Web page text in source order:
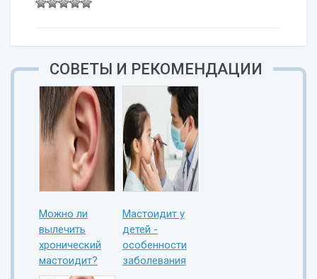
СОВЕТЫ И РЕКОМЕНДАЦИИ
Можно ли
вылечить
хронический
мастоидит?
Мастоидит у
детей -
особенности
заболевания